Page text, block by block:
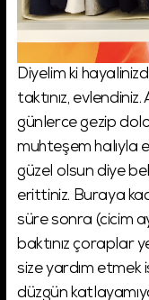
Diyelim ki
taktınız,
günlerce gezip
muhteşem halıyla
güzel olsun diye
erittiniz. Buraya
süre sonra (cicim
baktınız çoraplar
size yardım etmek
düzgün